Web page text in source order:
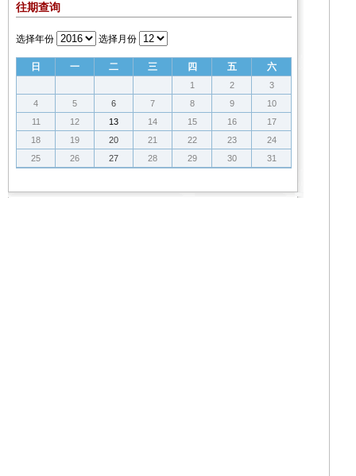
往期查询
选择年份 选择月份
日 一 二 三 四 五 六
1 2
3
4
5 6 7 8 9
10
11
12 13 14 15 16
17
18
19 20 21 22 23
24
25
26 27 28 29 30 31